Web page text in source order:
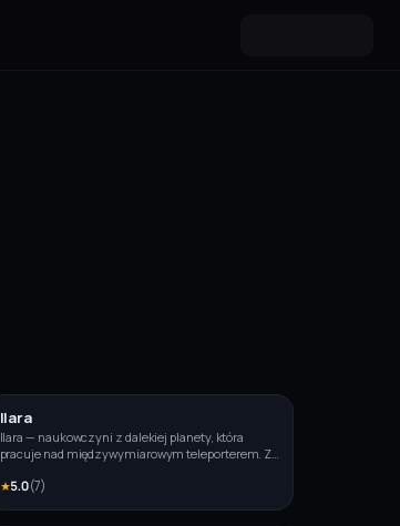
Ilara
Ilara — naukowczyni z dalekiej planety, która
pracuje nad międzywymiarowym teleporterem. Z
zmaterializowała się w twoim salonie. Nie ma
★5.0(7)